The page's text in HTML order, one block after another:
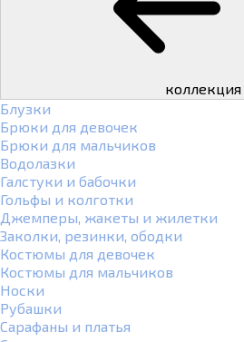
коллекция
Блузки
Брюки для девочек
Брюки для мальчиков
Водолазки
Галстуки и бабочки
Гольфы и колготки
Джемперы, жакеты и жилетки
Заколки, резинки, ободки
Костюмы для девочек
Костюмы для мальчиков
Носки
Рубашки
Сарафаны и платья